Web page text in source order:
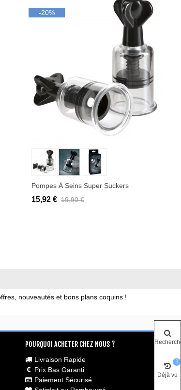
-20%
Ajouter au panier
Pompes À Seins Super Suckers
15,92 € 19,90 €
nouveautés et bons plans coquins !
POURQUOI ACHETER CHEZ NOUS ?
Livraison Rapide
Prix Bas Garanti
Paiement Sécurisé
Déjà vu
1